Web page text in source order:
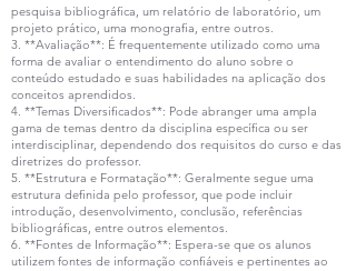
pesquisa bibliográfica, um relatório de laboratório, um
projeto prático, uma monografia, entre outros.
3. **Avaliação**: É frequentemente utilizado como uma
forma de avaliar o entendimento do aluno sobre o
conteúdo estudado e suas habilidades na aplicação dos
conceitos aprendidos.
4. **Temas Diversificados**: Pode abranger uma ampla
gama de temas dentro da disciplina específica ou ser
interdisciplinar, dependendo dos requisitos do curso e das
diretrizes do professor.
5. **Estrutura e Formatação**: Geralmente segue uma
estrutura definida pelo professor, que pode incluir
introdução, desenvolvimento, conclusão, referências
bibliográficas, entre outros elementos.
6. **Fontes de Informação**: Espera-se que os alunos
utilizem fontes de informação confiáveis e pertinentes ao